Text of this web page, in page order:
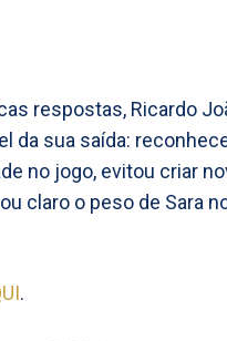
respostas, Ricardo
da sua saída:
no jogo, evitou criar
claro o peso de Sara
.